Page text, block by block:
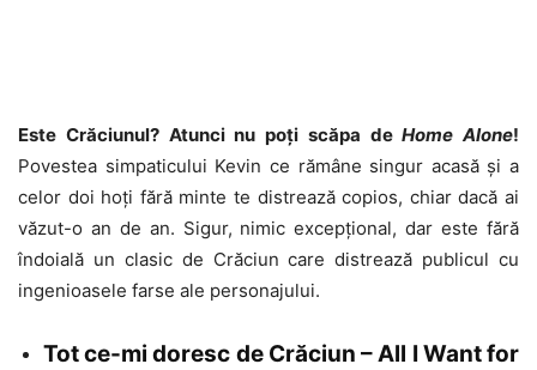
Este Crăciunul? Atunci nu poți scăpa deHome Alone!
Povestea simpaticului Kevin ce rămâne singur acasă și a
celor doi hoți fără minte te distrează copios, chiar dacă ai
văzut-o an de an. Sigur, nimic excepțional, dar este fără
îndoială un clasic de Crăciun care distrează publicul cu
ingenioasele farse ale personajului.
Tot ce-mi doresc de Crăciun – All I Want for